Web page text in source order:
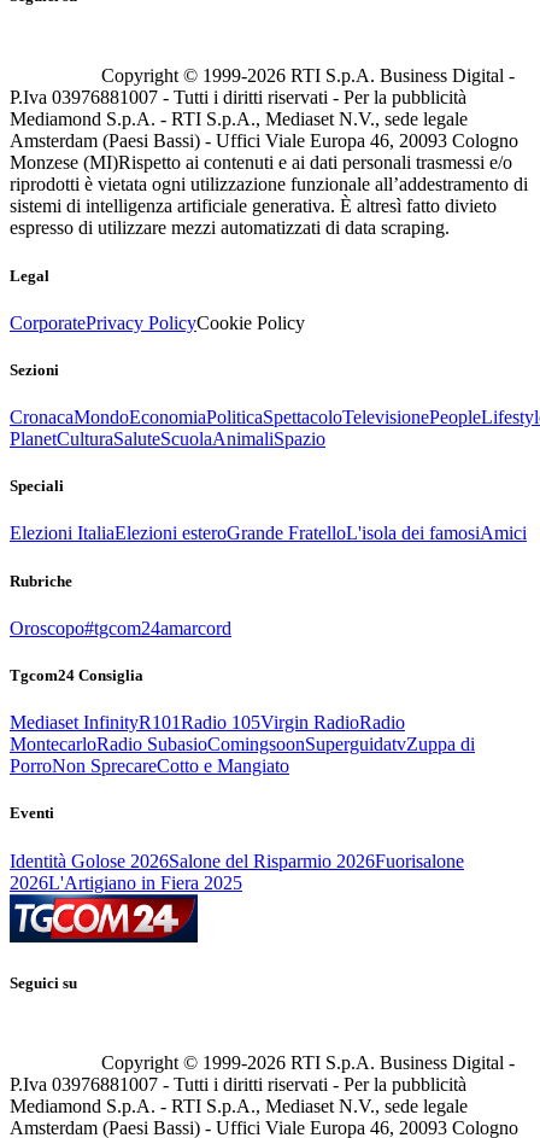
Copyright © 1999-2026 RTI S.p.A. Business Digital -
P.Iva 03976881007 - Tutti i diritti riservati - Per la pubblicità
Mediamond S.p.A. - RTI S.p.A., Mediaset N.V., sede legale
Amsterdam (Paesi Bassi) - Uffici Viale Europa 46, 20093 Cologno
Monzese (MI)Rispetto ai contenuti e ai dati personali trasmessi e/o
riprodotti è vietata ogni utilizzazione funzionale all’addestramento di
sistemi di intelligenza artificiale generativa. È altresì fatto divieto
espresso di utilizzare mezzi automatizzati di data scraping.
Legal
CorporatePrivacy PolicyCookie Policy
Sezioni
CronacaMondoEconomiaPoliticaSpettacoloTelevisionePeople
PlanetCulturaSaluteScuolaAnimaliSpazio
Speciali
Elezioni ItaliaElezioni esteroGrande FratelloL'isola dei famosiAmici
Rubriche
Oroscopo#tgcom24amarcord
Tgcom24 Consiglia
Mediaset InfinityR101Radio 105Virgin RadioRadio
MontecarloRadio SubasioComingsoonSuperguidatvZuppa di
PorroNon SprecareCotto e Mangiato
Eventi
Identità Golose 2026Salone del Risparmio 2026Fuorisalone
2026L'Artigiano in Fiera 2025
Seguici su
Copyright © 1999-2026 RTI S.p.A. Business Digital -
P.Iva 03976881007 - Tutti i diritti riservati - Per la pubblicità
Mediamond S.p.A. - RTI S.p.A., Mediaset N.V., sede legale
Amsterdam (Paesi Bassi) - Uffici Viale Europa 46, 20093 Cologno